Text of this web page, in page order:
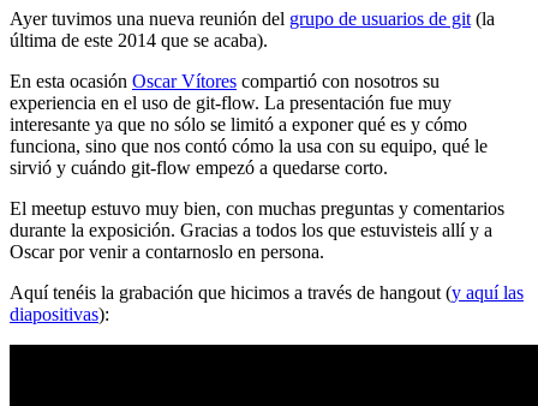
Ayer tuvimos una nueva reunión del grupo de usuarios de git (la
última de este 2014 que se acaba).
En esta ocasión Oscar Vítores compartió con nosotros su
experiencia en el uso de git-flow. La presentación fue muy
interesante ya que no sólo se limitó a exponer qué es y cómo
funciona, sino que nos contó cómo la usa con su equipo, qué le
sirvió y cuándo git-flow empezó a quedarse corto.
El meetup estuvo muy bien, con muchas preguntas y comentarios
durante la exposición. Gracias a todos los que estuvisteis allí y a
Oscar por venir a contarnoslo en persona.
Aquí tenéis la grabación que hicimos a través de hangout (y aquí las
diapositivas):